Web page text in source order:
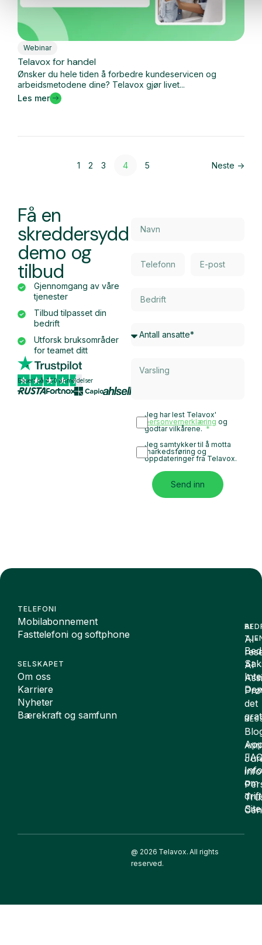
Webinar
Telavox for handel
Ønsker du hele tiden å forbedre kundeservicen og
arbeidsmetodene dine? Telavox gjør livet...
Les mer
1 2 3 4 5 Neste ->
Få en
skreddersydd
demo og
tilbud
Gjennomgang av våre
tjenester
Tilbud tilpasset din
bedrift
Utforsk bruksområder
for teamet ditt
Basert på 430 anmeldelser
Jeg har lest Telavox'
personvernerklæring og
godtar vilkårene.
Jeg samtykker til å motta
markedsføring og
oppdateringer fra Telavox.
Send inn
TELEFONI
Mobilabonnement
Fasttelefoni og softphone
SELSKAPET
Om oss
Karriere
Nyheter
Bærekraft og samfunn
om
drift
AI
AI-
AI
det
@ 2026 Telavox. All rights
reserved.